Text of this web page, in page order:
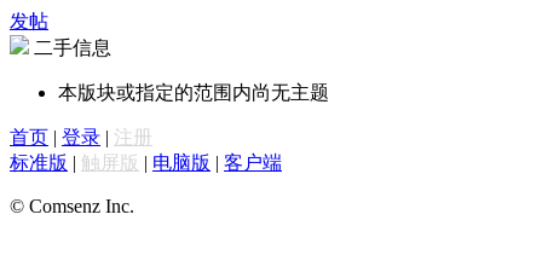
发帖
二手信息
本版块或指定的范围内尚无主题
首页 | 登录 | 注册
标准版 | 触屏版 | 电脑版 | 客户端
© Comsenz Inc.